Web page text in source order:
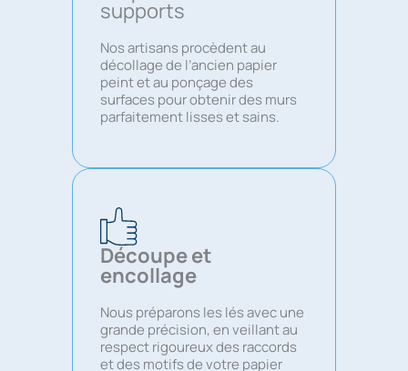
supports
Nos artisans procèdent au
décollage de l’ancien papier
peint et au ponçage des
surfaces pour obtenir des murs
parfaitement lisses et sains.
Découpe et
encollage
Nous préparons les lés avec une
grande précision, en veillant au
respect rigoureux des raccords
et des motifs de votre papier